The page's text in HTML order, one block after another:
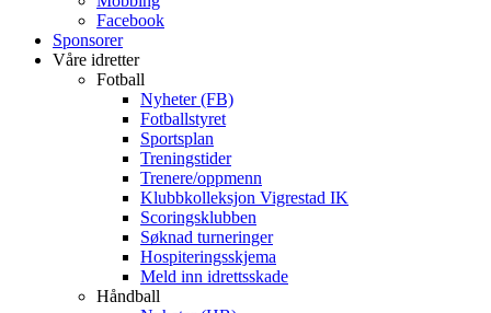
Facebook
Sponsorer
Våre idretter
Fotball
Nyheter (FB)
Fotballstyret
Sportsplan
Treningstider
Trenere/oppmenn
Klubbkolleksjon Vigrestad IK
Scoringsklubben
Søknad turneringer
Hospiteringsskjema
Meld inn idrettsskade
Håndball